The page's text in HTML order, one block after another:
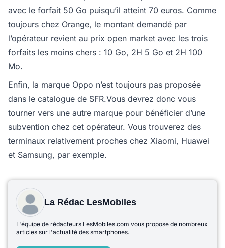
avec le forfait 50 Go puisqu’il atteint 70 euros. Comme
toujours chez Orange, le montant demandé par
l’opérateur revient au prix open market avec les trois
forfaits les moins chers : 10 Go, 2H 5 Go et 2H 100
Mo.
Enfin, la marque Oppo n’est toujours pas proposée
dans le catalogue de SFR.Vous devrez donc vous
tourner vers une autre marque pour bénéficier d’une
subvention chez cet opérateur. Vous trouverez des
terminaux relativement proches chez Xiaomi, Huawei
et Samsung, par exemple.
La Rédac LesMobiles
L'équipe de rédacteurs LesMobiles.com vous propose de nombreux
articles sur l'actualité des smartphones.